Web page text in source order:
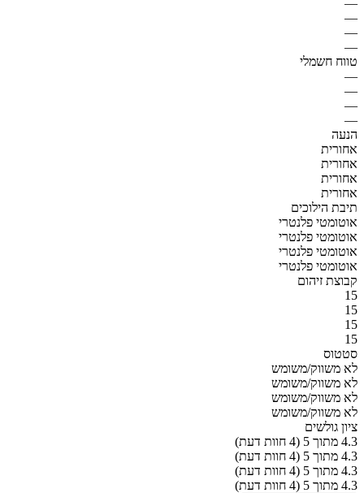
—
—
—
טווח חשמלי
—
—
—
—
הנעה
אחורית
אחורית
אחורית
אחורית
תיבת הילוכים
אוטומטי פלנטרי
אוטומטי פלנטרי
אוטומטי פלנטרי
אוטומטי פלנטרי
קבוצת זיהום
15
15
15
15
סטטוס
לא משווק/משומש
לא משווק/משומש
לא משווק/משומש
לא משווק/משומש
ציון גולשים
4.3 מתוך 5 (4 חוות דעת)
4.3 מתוך 5 (4 חוות דעת)
4.3 מתוך 5 (4 חוות דעת)
4.3 מתוך 5 (4 חוות דעת)